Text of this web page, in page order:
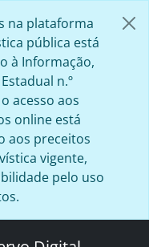
na plataforma
pública está
à Informação,
n.º
acesso aos
online está
aos preceitos
vigente,
pelo uso